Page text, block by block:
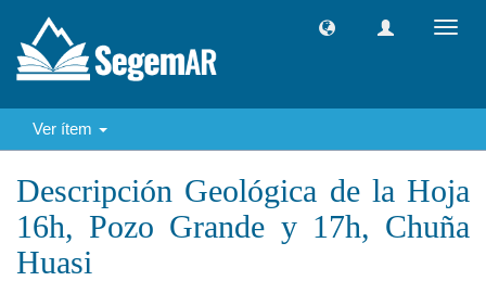
Ver ítem
Descripción Geológica de la Hoja
16h, Pozo Grande y 17h, Chuña
Huasi